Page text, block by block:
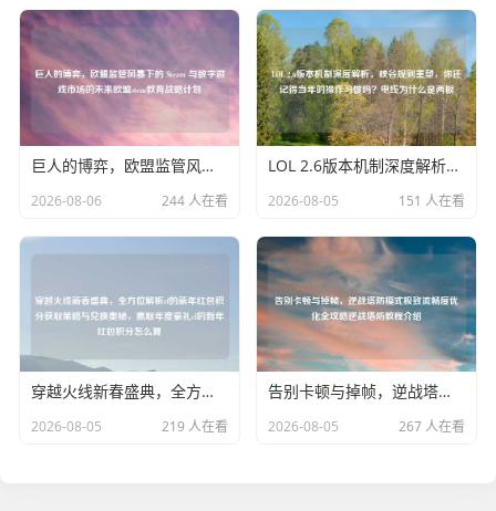
巨人的博弈，欧盟监管风暴下的 Steam 与数字游戏市场的未来欧盟stem教育战略计划
2026-08-06 244 人在看
LOL 2.6版本机制深度解析，峡谷规则重塑，你还记得当年的操作习惯吗？电线为什么是两根
2026-08-05 151 人在看
穿越火线新春盛典，全方位解析cf的新年红包积分获取策略与兑换奥秘，赢取年度豪礼cf的新年红包积分怎么算
2026-08-05 219 人在看
告别卡顿与掉帧，逆战塔防模式极致流畅度优化全攻略逆战塔防教程介绍
2026-08-05 267 人在看